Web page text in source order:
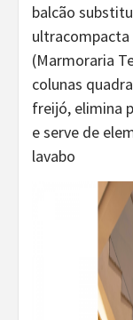
balcão
(Marmoraria
colunas
freijó, elimina
e serve de
lavabo